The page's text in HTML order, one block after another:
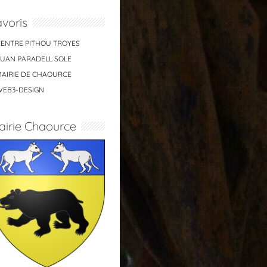
PITHOU TROYES
PARADELL SOLE
DE CHAOURCE
DESIGN
Chaource